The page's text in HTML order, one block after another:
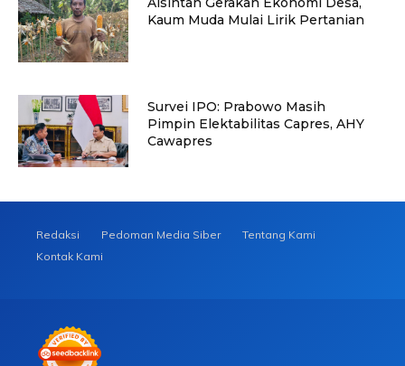
Kaum Muda Mulai Lirik Pertanian
Survei IPO: Prabowo Masih
Pimpin Elektabilitas Capres, AHY
Cawapres
Redaksi Pedoman Media Siber
Tentang Kami
Kontak Kami